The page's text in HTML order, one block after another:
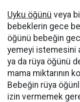
Uyku öğünü veya
bebeklerin gece
öğünü bebeğin
yemeyi istemesini
ya da rüya öğünü
mama miktarının
Bebeğin rüya
izin vermemek